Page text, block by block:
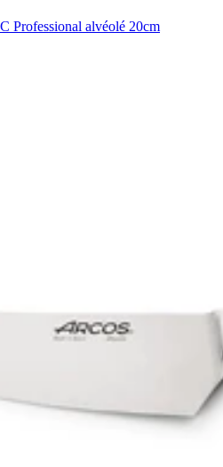
Professional alvéolé 20cm